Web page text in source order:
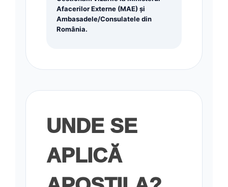
Afacerilor Externe (MAE) și
Ambasadele/Consulatele din
România.
UNDE SE
APLICĂ